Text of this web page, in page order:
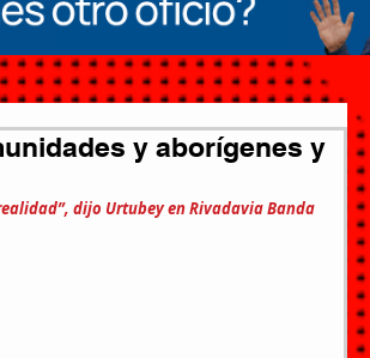
y aborígenes y
dijo Urtubey en Rivadavia Banda